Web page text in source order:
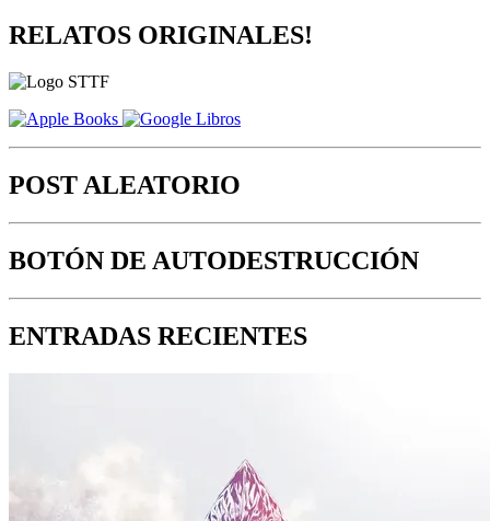
RELATOS ORIGINALES!
POST ALEATORIO
BOTÓN DE AUTODESTRUCCIÓN
ENTRADAS RECIENTES